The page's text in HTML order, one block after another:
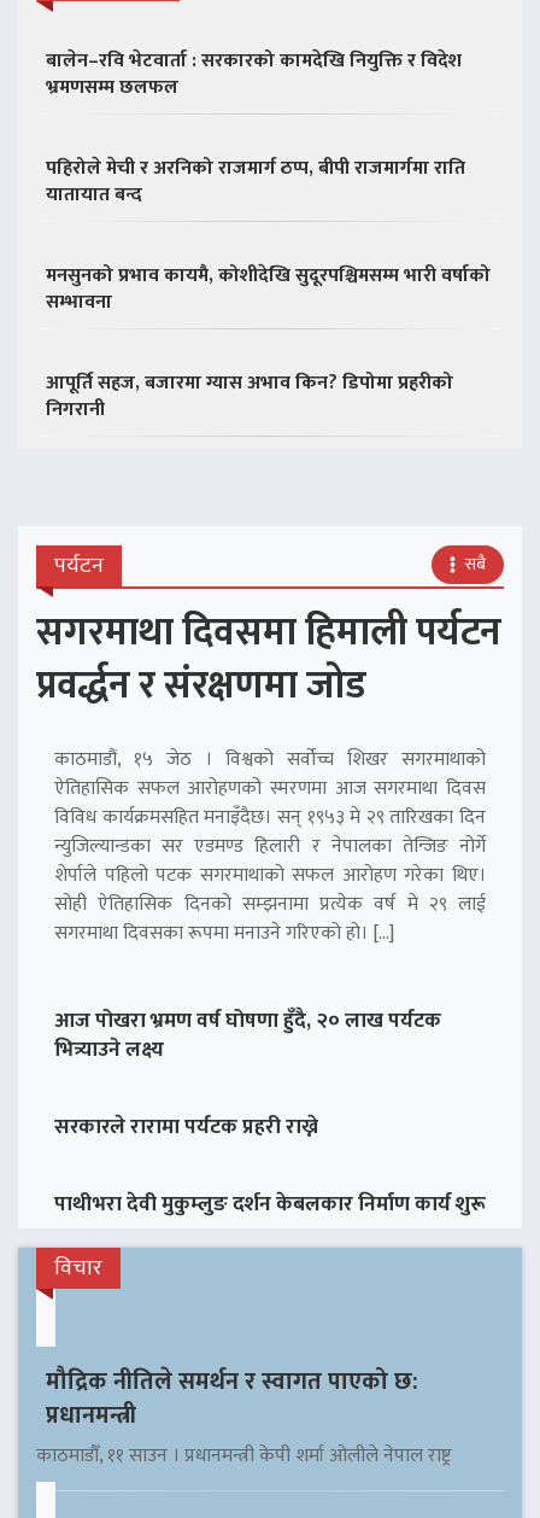
बालेन–रवि भेटवार्ता : सरकारको कामदेखि नियुक्ति र विदेश
भ्रमणसम्म छलफल
पहिरोले मेची र अरनिको राजमार्ग ठप्प, बीपी राजमार्गमा राति
यातायात बन्द
मनसुनको प्रभाव कायमै, कोशीदेखि सुदूरपश्चिमसम्म भारी वर्षाको
सम्भावना
आपूर्ति सहज, बजारमा ग्यास अभाव किन? डिपोमा प्रहरीको
निगरानी
पर्यटन सबै
सगरमाथा दिवसमा हिमाली पर्यटन
प्रवर्द्धन र संरक्षणमा जोड
काठमाडौं, १५ जेठ । विश्वको सर्वोच्च शिखर सगरमाथाको
ऐतिहासिक सफल आरोहणको स्मरणमा आज सगरमाथा दिवस
विविध कार्यक्रमसहित मनाइँदैछ। सन् १९५३ मे २९ तारिखका दिन
न्युजिल्यान्डका सर एडमण्ड हिलारी र नेपालका तेन्जिङ नोर्गे
शेर्पाले पहिलो पटक सगरमाथाको सफल आरोहण गरेका थिए।
सोही ऐतिहासिक दिनको सम्झनामा प्रत्येक वर्ष मे २९ लाई
सगरमाथा दिवसका रूपमा मनाउने गरिएको हो। […]
आज पोखरा भ्रमण वर्ष घोषणा हुँदै, २० लाख पर्यटक
भित्र्याउने लक्ष्य
सरकारले रारामा पर्यटक प्रहरी राख्ने
पाथीभरा देवी मुकुम्लुङ दर्शन केबलकार निर्माण कार्य शुरू
विचार
मौद्रिक नीतिले समर्थन र स्वागत पाएको छ:
प्रधानमन्त्री
काठमाडौँ, ११ साउन । प्रधानमन्त्री केपी शर्मा ओलीले नेपाल राष्ट्र